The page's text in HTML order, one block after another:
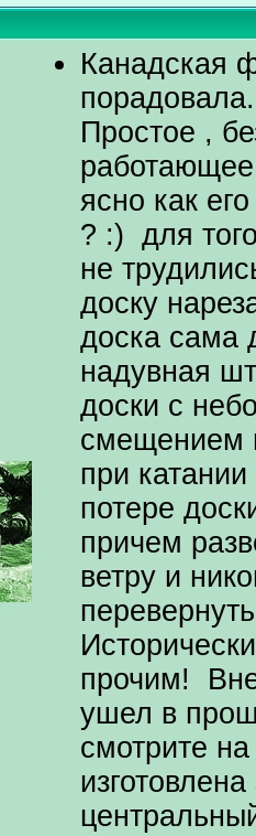
Канадская
Простое ,
ясно как
? :) для
не
доску
доска сама
надувная
доски с
смещением
при
потере
причем
ветру и
прочим!
ушел в
смотрите